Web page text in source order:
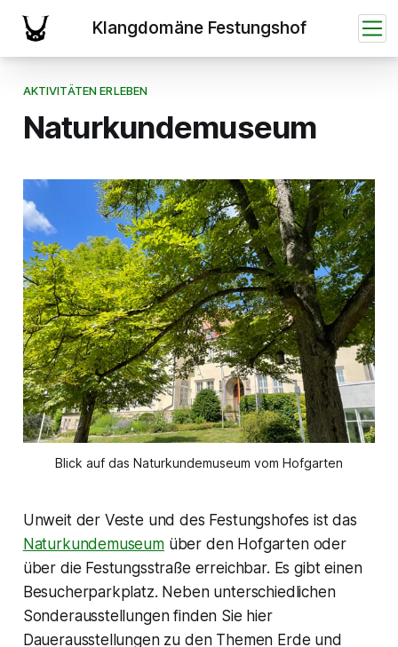
AKTIVITÄTEN ERLEBEN
Naturkundemuseum
Blick auf das Naturkundemuseum vom Hofgarten
Unweit der Veste und des Festungshofes ist das
Naturkundemuseumüber den Hofgarten oder
über die Festungsstraße erreichbar. Es gibt einen
Besucherparkplatz. Neben unterschiedlichen
Sonderausstellungen finden Sie hier
Dauerausstellungen zu den Themen Erde und